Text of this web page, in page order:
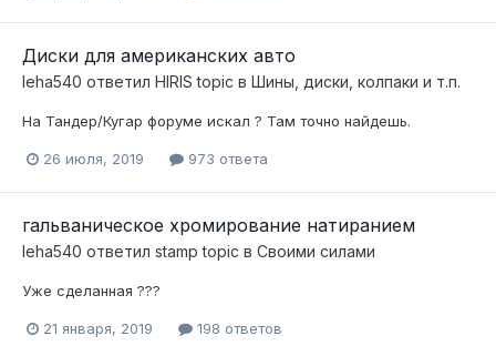
Диски для американских авто
leha540 ответил HIRIS topic в Шины, диски, колпаки и т.п.
На Тандер/Кугар форуме искал ? Там точно найдешь.
26 июля, 2019 973 ответа
гальваническое хромирование натиранием
leha540 ответил stamp topic в Своими силами
Уже сделанная ???
21 января, 2019 198 ответов